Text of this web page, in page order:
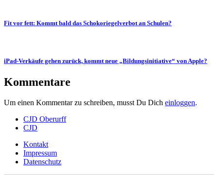
Fit vor fett: Kommt bald das Schokoriegelverbot an Schulen?
iPad-Verkäufe gehen zurück, kommt neue „Bildungsinitiative“ von Apple?
Kommentare
Um einen Kommentar zu schreiben, musst Du Dich einloggen.
CJD Oberurff
CJD
Kontakt
Impressum
Datenschutz